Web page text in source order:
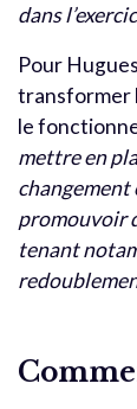
dans
Pour
transformer
le
mettre en
changement
promouvoir
tenant